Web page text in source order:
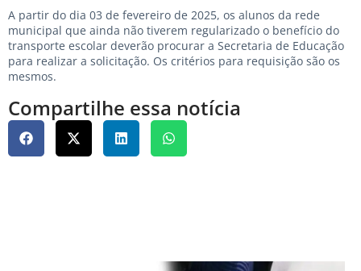
A partir do dia 03 de fevereiro de 2025, os alunos da rede
municipal que ainda não tiverem regularizado o benefício do
transporte escolar deverão procurar a Secretaria de Educação
para realizar a solicitação. Os critérios para requisição são os
mesmos.
Compartilhe essa notícia